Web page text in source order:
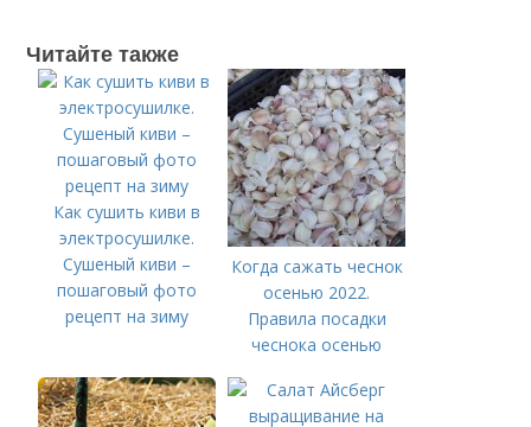
Читайте также
Как сушить киви в
электросушилке.
Сушеный киви –
пошаговый фото
рецепт на зиму
Когда сажать чеснок
осенью 2022.
Правила посадки
чеснока осенью